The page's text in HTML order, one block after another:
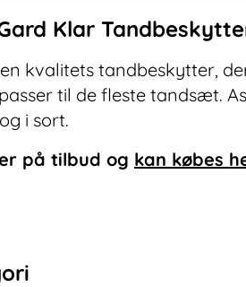
Klar
kvalitets tandbeskytter,
til de fleste tandsæt.
i sort.
på tilbud og kan købes